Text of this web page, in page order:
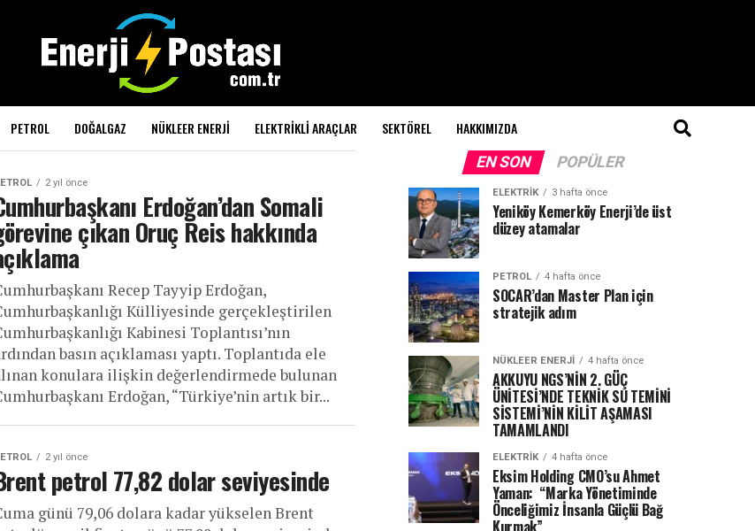
PETROL DOĞALGAZ NÜKLEER ENERJI ELEKTRIKLI ARAÇLAR SEKTÖREL HAKKIMIZDA
2 yıl önce
Erdoğan’dan Somali
çıkan Oruç Reis hakkında
Recep Tayyip Erdoğan,
Külliyesinde gerçekleştirilen
Kabinesi Toplantısı’nın
basın açıklaması yaptı. Toplantıda ele
konulara ilişkin değerlendirmede bulunan
Erdoğan, “Türkiye’nin artık bir...
2 yıl önce
petrol 77,82 dolar seviyesinde
günü 79,06 dolara kadar yükselen Brent
EN SON POPÜLER
ELEKTRİK 3 hafta önce
Yeniköy Kemerköy Enerji’de üst
düzey atamalar
PETROL 4 hafta önce
SOCAR’dan Master Plan için
stratejik adım
NÜKLEER ENERJI 4 hafta önce
AKKUYU NGS’NİN 2. GÜÇ
ÜNİTESİ’NDE TEKNİK SU TEMİNİ
SİSTEMİ’NİN KİLİT AŞAMASI
TAMAMLANDI
ELEKTRİK 4 hafta önce
Eksim Holding CMO’su Ahmet
Yaman: “Marka Yönetiminde
Önceliğimiz İnsanla Güçlü Bağ
Kurmak”